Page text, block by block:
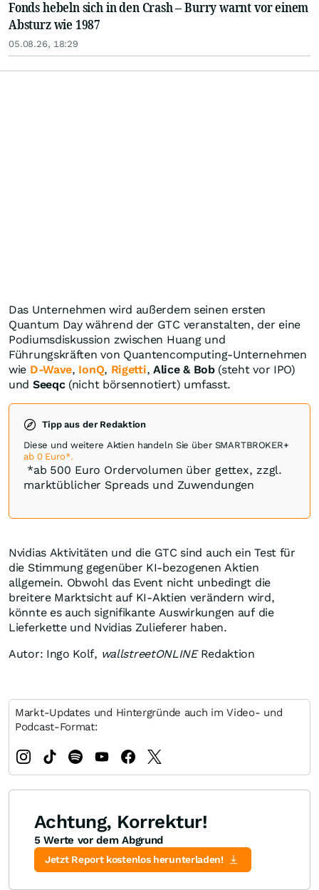
Fonds hebeln sich in den Crash – Burry warnt vor einem
Absturz wie 1987
05.08.26, 18:29
Das Unternehmen wird außerdem seinen ersten
Quantum Day während der GTC veranstalten, der eine
Podiumsdiskussion zwischen Huang und
Führungskräften von Quantencomputing-Unternehmen
wie D-Wave, IonQ, Rigetti, Alice & Bob(steht vor IPO)
und Seeqc(nicht börsennotiert) umfasst.
Tipp aus der Redaktion
Diese und weitere Aktien handeln Sie über SMARTBROKER+
ab 0 Euro*.
*ab 500 Euro Ordervolumen über gettex, zzgl.
marktüblicher Spreads und Zuwendungen
Nvidias Aktivitäten und die GTC sind auch ein Test für
die Stimmung gegenüber KI-bezogenen Aktien
allgemein. Obwohl das Event nicht unbedingt die
breitere Marktsicht auf KI-Aktien verändern wird,
könnte es auch signifikante Auswirkungen auf die
Lieferkette und Nvidias Zulieferer haben.
Autor: Ingo Kolf, wallstreetONLINERedaktion
Markt-Updates und Hintergründe auch im Video- und
Podcast-Format:
Achtung, Korrektur!
5 Werte vor dem Abgrund
Jetzt Report kostenlos herunterladen!